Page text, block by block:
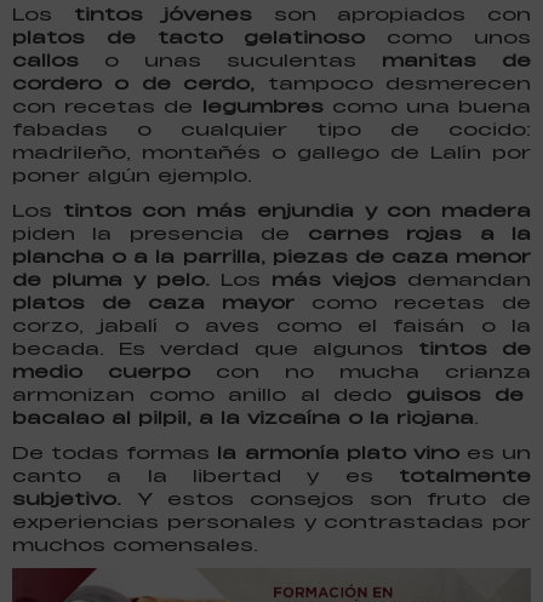
Los tintos jóvenes son apropiados con
platos de tacto gelatinoso como unos
callos o unas suculentas manitas de
cordero o de cerdo, tampoco desmerecen
con recetas de legumbres como una buena
fabadas o cualquier tipo de cocido:
madrileño, montañés o gallego de Lalín por
poner algún ejemplo.
Los tintos con más enjundia y con madera
piden la presencia de carnes rojas a la
plancha o a la parrilla, piezas de caza menor
de pluma y pelo. Los más viejos demandan
platos de caza mayor como recetas de
corzo, jabalí o aves como el faisán o la
becada. Es verdad que algunos tintos de
medio cuerpo con no mucha crianza
armonizan como anillo al dedo guisos de
bacalao al pilpil, a la vizcaína o la riojana.
De todas formas la armonía plato vinoes un
canto a la libertad y es totalmente
subjetivo. Y estos consejos son fruto de
experiencias personales y contrastadas por
muchos comensales.